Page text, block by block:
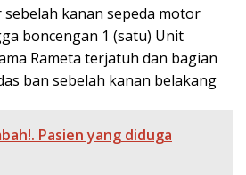
kanan sepeda motor
boncengan 1 (satu) Unit
Rameta terjatuh dan bagian
ban sebelah kanan belakang
Pasien yang diduga